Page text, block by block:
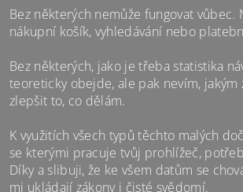
GRAVÍROVANOU MAPOU
vygravírovaným cestovatelským
českém nebo anglickém znění.
Bez některých nemůže fungovat vůbec.
nákupní košík, vyhledávání nebo
Bez některých, jako je třeba statistika
teoreticky obejde, ale pak nevím, jakým
zlepšit to, co dělám.
K využitích všech typů těchto malých
se kterými pracuje tvůj prohlížeč,
Díky a slibuji, že ke všem datům se
mi ukládají zákony i čisté svědomí.